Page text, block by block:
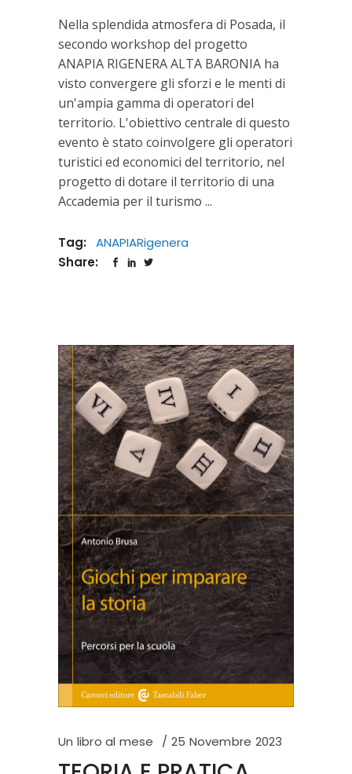
Nella splendida atmosfera di Posada, il
secondo workshop del progetto
ANAPIA RIGENERA ALTA BARONIA ha
visto convergere gli sforzi e le menti di
un'ampia gamma di operatori del
territorio. L'obiettivo centrale di questo
evento è stato coinvolgere gli operatori
turistici ed economici del territorio, nel
progetto di dotare il territorio di una
Accademia per il turismo
Tag:
ANAPIARigenera
Share:
Un libro al mese 25 Novembre 2023